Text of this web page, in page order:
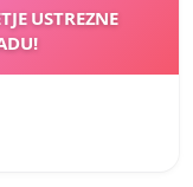
USTREZNE